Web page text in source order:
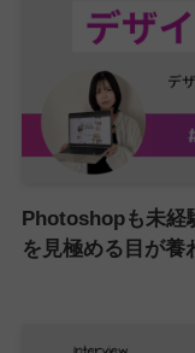
Photoshopも未経
を見極める目が養